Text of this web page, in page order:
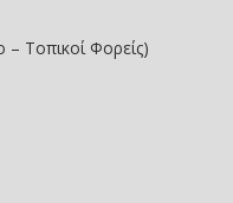
– Τοπικοί Φορείς)